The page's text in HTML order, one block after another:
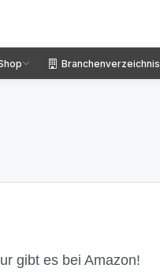
Branchenverzeichnis
gibt es bei Amazon!